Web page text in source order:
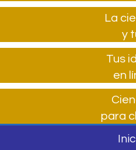
La
y
Tus
en
para